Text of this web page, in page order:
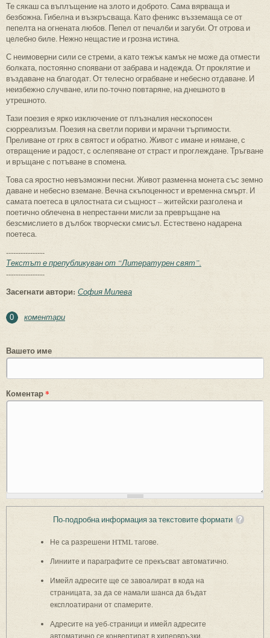
Те сякаш са въплъщение на злото и доброто. Сама вярваща и
безбожна. Гибелна и възкръсваща. Като феникс възземаща се от
пепелта на огнената любов. Пепел от печалби и загуби. От отрова и
целебно биле. Нежно нещастие и грозна истина.
С неимоверни сили се стреми, а като тежък камък не може да отмести
болката, постоянно споявани от забрава и надежда. От проклятие и
въздаване на благодат. От телесно ограбване и небесно отдаване. И
неизбежно случване, или по-точно повтаряне, на днешното в
утрешното.
Тази поезия е ярко изключение от плъзналия нескопосен
сюрреализъм. Поезия на светли пориви и мрачни търпимости.
Преливане от грях в святост и обратно. Живот с имане и нямане, с
отвращение и радост, с ослепяване от страст и проглеждане. Тръгване
и връщане с потъване в спомена.
Това са яростно невъзможни песни. Живот разменна монета със земно
даване и небесно вземане. Вечна скъпоценност и временна смърт. И
самата поетеса в цялостната си същност – житейски разголена и
поетично облечена в непрестанни мисли за превръщане на
безсмислието в дълбок творчески смисъл. Естествено надарена
поетеса.
----------------
Текстът е препубликуван от “Литературен свят”.
----------------
Засегнати автори: София Милева
0 коментари
Вашето име
Коментар*
По-подробна информация за текстовите формати
Не са разрешени HTML тагове.
Линиите и параграфите се прекъсват автоматично.
Имейл адресите ще се завоалират в кода на
страницата, за да се намали шанса да бъдат
експлоатирани от спамерите.
Адресите на уеб-страници и имейл адресите
автоматично се конвертират в хипервръзки.